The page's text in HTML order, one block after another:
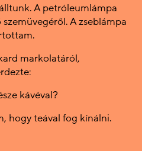
A petróleumlámpa
A zseblámpa
markolatáról,
kávéval?
hogy teával fog kínálni.